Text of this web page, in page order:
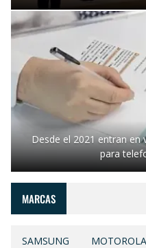
Desde el 2021 entran
para
MARCAS
SAMSUNG MOTOROLA